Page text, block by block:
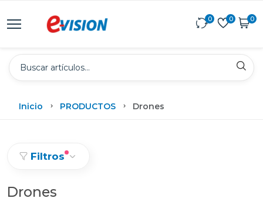
0 0 0
Inicio PRODUCTOS Drones
Filtros
Drones